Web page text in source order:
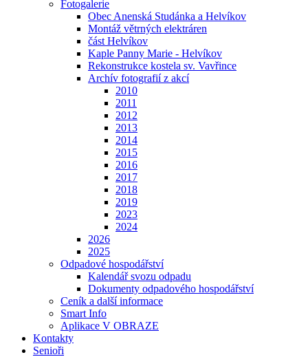
Fotogalerie
Obec Anenská Studánka a Helvíkov
Montáž větrných elektráren
část Helvíkov
Kaple Panny Marie - Helvíkov
Rekonstrukce kostela sv. Vavřince
Archív fotografií z akcí
2010
2011
2012
2013
2014
2015
2016
2017
2018
2019
2023
2024
2026
2025
Odpadové hospodářství
Kalendář svozu odpadu
Dokumenty odpadového hospodářství
Ceník a další informace
Smart Info
Aplikace V OBRAZE
Kontakty
Senioři